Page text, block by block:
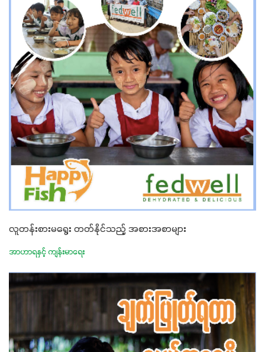
နှံစားသီးနှံများ၊ပဲအမျိုးမျိုး၊ဟင်းသီးဟင်းရွက်နဲ့ ဥယျာဉ်ခြံသီးနှံ
အားလုံးမှာ အသုံးပြုနိုင်တယ်ဆိုတော့ တစ်မျိုးတည်းနဲ့ အားလုံး
ပါဖက်(perfect)မယ့် စမတ်သီးစုံနော် အရွေးမမှားတာသေချာပြီ
မလို့ အတွေးမများဘဲ သီးနှံတိုင်းကြီးထွားအောင် ဖန်းလင့်ရဲ့ #စ
မတ်သီးစုံကို သုံးကြပါစို့....
လူတန်းစားမရွေး တတ်နိုင်သည့် အစားအစာများ
အာဟာရနှင့် ကျန်းမာရေး